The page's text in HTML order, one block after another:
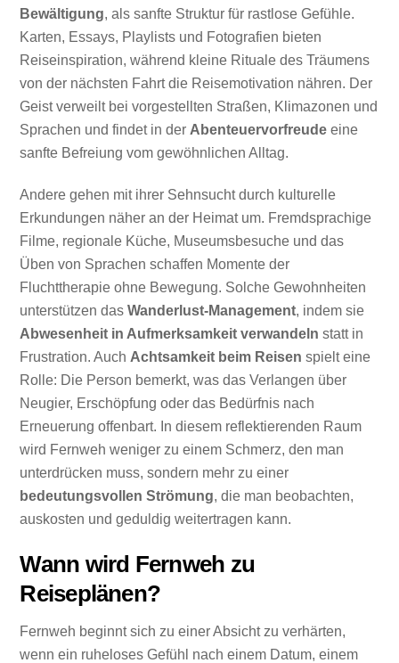
Bewältigung, als sanfte Struktur für rastlose Gefühle.
Karten, Essays, Playlists und Fotografien bieten
Reiseinspiration, während kleine Rituale des Träumens
von der nächsten Fahrt die Reisemotivation nähren. Der
Geist verweilt bei vorgestellten Straßen, Klimazonen und
Sprachen und findet in der Abenteuervorfreude eine
sanfte Befreiung vom gewöhnlichen Alltag.
Andere gehen mit ihrer Sehnsucht durch kulturelle
Erkundungen näher an der Heimat um. Fremdsprachige
Filme, regionale Küche, Museumsbesuche und das
Üben von Sprachen schaffen Momente der
Fluchttherapie ohne Bewegung. Solche Gewohnheiten
unterstützen dasWanderlust-Management, indem sie
Abwesenheit in Aufmerksamkeit verwandeln statt in
Frustration. Auch Achtsamkeit beim Reisen spielt eine
Rolle: Die Person bemerkt, was das Verlangen über
Neugier, Erschöpfung oder das Bedürfnis nach
Erneuerung offenbart. In diesem reflektierenden Raum
wird Fernweh weniger zu einem Schmerz, den man
unterdrücken muss, sondern mehr zu einer
bedeutungsvollen Strömung, die man beobachten,
auskosten und geduldig weitertragen kann.
Wann wird Fernweh zu
Reiseplänen?
Fernweh beginnt sich zu einer Absicht zu verhärten,
wenn ein ruheloses Gefühl nach einem Datum, einem